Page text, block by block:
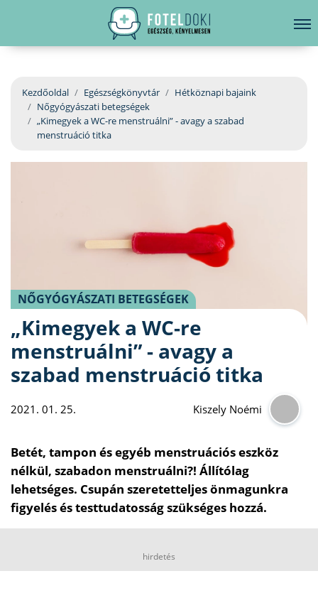
EGÉSZSÉGKÖNYVTÁR
BETEGSÉGKALAUZ
ORVOSKERESŐ
hirdetés
Kezdőoldal Egészségkönyvtár
Hétköznapi bajaink
Nőgyógyászati betegségek
„Kimegyek a WC-re menstruálni” - avagy a szabad
menstruáció titka
NŐGYÓGYÁSZATI BETEGSÉGEK
„Kimegyek a WC-re
menstruálni” - avagy a
szabad menstruáció titka
2021. 01. 25. Kiszely Noémi
Betét, tampon és egyéb menstruációs eszköz
nélkül, szabadon menstruálni?! Állítólag
lehetséges. Csupán szeretetteljes önmagunkra
figyelés és testtudatosság szükséges hozzá.
hirdetés